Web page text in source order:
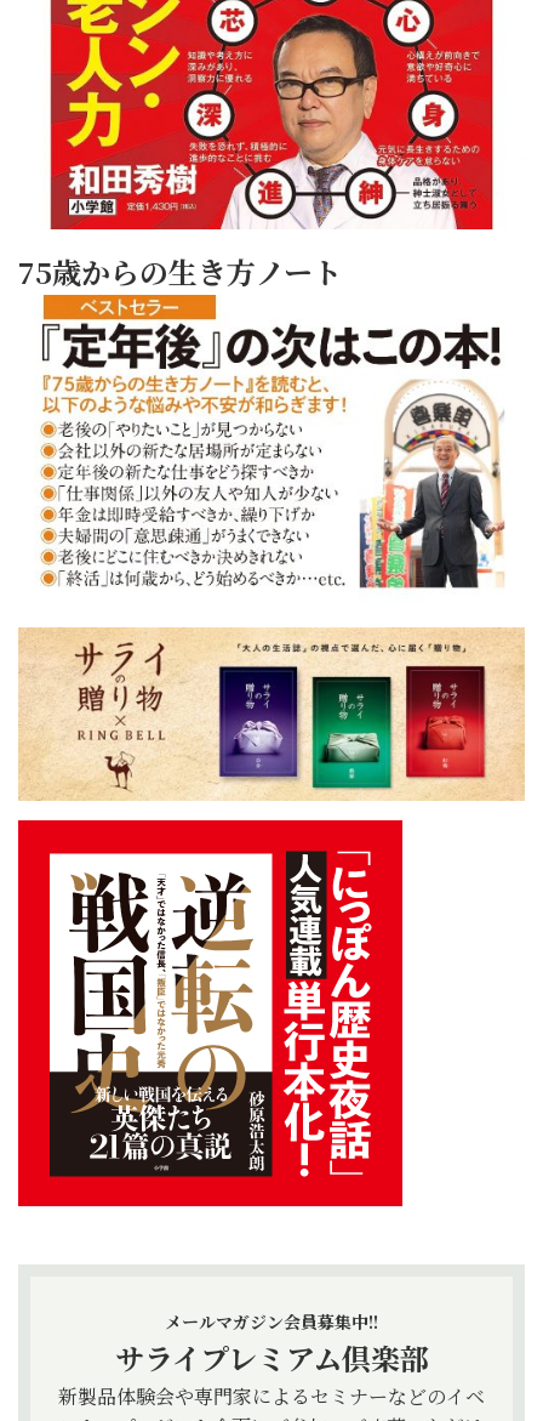
75歳からの生き方ノート
メールマガジン会員募集中!!
サライプレミアム倶楽部
新製品体験会や専門家によるセミナーなどのイベ